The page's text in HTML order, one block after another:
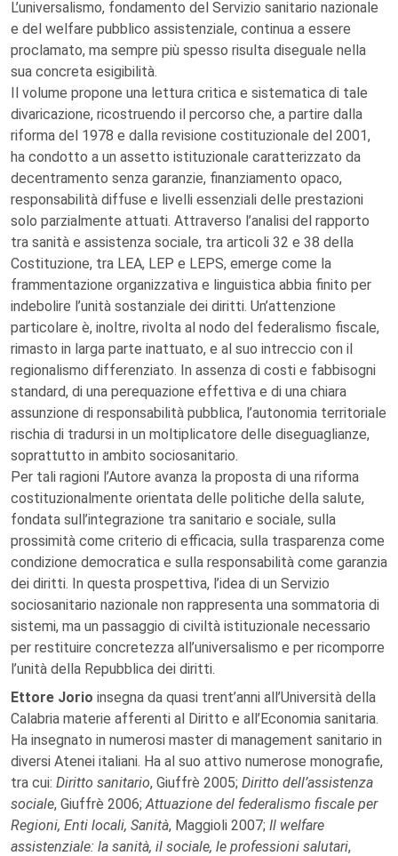
L’universalismo, fondamento del Servizio sanitario nazionale
e del welfare pubblico assistenziale, continua a essere
proclamato, ma sempre più spesso risulta diseguale nella
sua concreta esigibilità.
Il volume propone una lettura critica e sistematica di tale
divaricazione, ricostruendo il percorso che, a partire dalla
riforma del 1978 e dalla revisione costituzionale del 2001,
ha condotto a un assetto istituzionale caratterizzato da
decentramento senza garanzie, finanziamento opaco,
responsabilità diffuse e livelli essenziali delle prestazioni
solo parzialmente attuati. Attraverso l’analisi del rapporto
tra sanità e assistenza sociale, tra articoli 32 e 38 della
Costituzione, tra LEA, LEP e LEPS, emerge come la
frammentazione organizzativa e linguistica abbia finito per
indebolire l’unità sostanziale dei diritti. Un’attenzione
particolare è, inoltre, rivolta al nodo del federalismo fiscale,
rimasto in larga parte inattuato, e al suo intreccio con il
regionalismo differenziato. In assenza di costi e fabbisogni
standard, di una perequazione effettiva e di una chiara
assunzione di responsabilità pubblica, l’autonomia territoriale
rischia di tradursi in un moltiplicatore delle diseguaglianze,
soprattutto in ambito sociosanitario.
Per tali ragioni l’Autore avanza la proposta di una riforma
costituzionalmente orientata delle politiche della salute,
fondata sull’integrazione tra sanitario e sociale, sulla
prossimità come criterio di efficacia, sulla trasparenza come
condizione democratica e sulla responsabilità come garanzia
dei diritti. In questa prospettiva, l’idea di un Servizio
sociosanitario nazionale non rappresenta una sommatoria di
sistemi, ma un passaggio di civiltà istituzionale necessario
per restituire concretezza all’universalismo e per ricomporre
l’unità della Repubblica dei diritti.
Ettore Jorio insegna da quasi trent’anni all’Università della
Calabria materie afferenti al Diritto e all’Economia sanitaria.
Ha insegnato in numerosi master di management sanitario in
diversi Atenei italiani. Ha al suo attivo numerose monografie,
tra cui: Diritto sanitario, Giuffrè 2005; Diritto dell’assistenza
sociale, Giuffrè 2006;Attuazione del federalismo fiscale per
Regioni, Enti locali, Sanità, Maggioli 2007; Il welfare
assistenziale: la sanità, il sociale, le professioni salutari,